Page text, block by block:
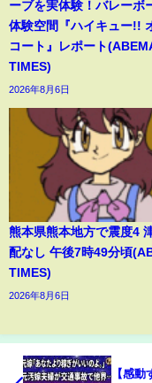
ーブを実体験！バレーボ
体験空間『ハイキュー!!
コート』レポート
TIMES)
2026年8月6日
熊本県熊本地方で震度4
配なし 午後7時49分頃
TIMES)
2026年8月6日
【感